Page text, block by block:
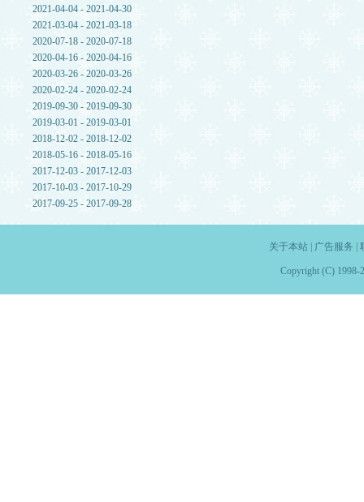
2021-04-04 - 2021-04-30
2021-03-04 - 2021-03-18
2020-07-18 - 2020-07-18
2020-04-16 - 2020-04-16
2020-03-26 - 2020-03-26
2020-02-24 - 2020-02-24
2019-09-30 - 2019-09-30
2019-03-01 - 2019-03-01
2018-12-02 - 2018-12-02
2018-05-16 - 2018-05-16
2017-12-03 - 2017-12-03
2017-10-03 - 2017-10-29
2017-09-25 - 2017-09-28
关于本站| 广告服务
Copyright (C) 1998-